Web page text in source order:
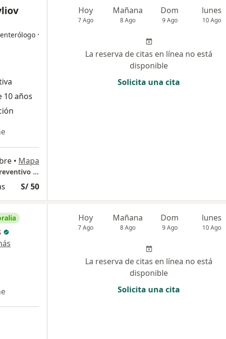
·
10 años
• Mapa
GASTROLIOV Consultorio Especializado Preventivo Gastroenterologico
S/ 50
Hoy
7 Ago
Mañana
8 Ago
Dom
9 Ago
lunes
10 Ago
La reserva de citas en línea no está
disponible
Solicita una cita
Hoy
7 Ago
Mañana
8 Ago
Dom
9 Ago
lunes
10 Ago
La reserva de citas en línea no está
disponible
Solicita una cita